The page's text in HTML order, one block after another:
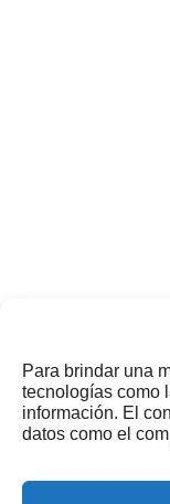
Para brindar una
tecnologías como
información. El
datos como el
¿Nos invitas a
Si te gusta